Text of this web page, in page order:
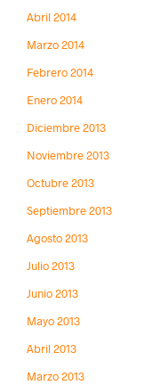
Abril 2014
Marzo 2014
Febrero 2014
Enero 2014
Diciembre 2013
Noviembre 2013
Octubre 2013
Septiembre 2013
Agosto 2013
Julio 2013
Junio 2013
Mayo 2013
Abril 2013
Marzo 2013